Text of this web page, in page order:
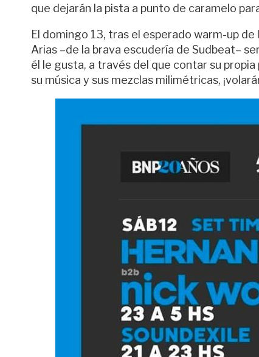
que dejarán la pista a punto de caramelo
El domingo 13, tras el esperado warm-up
Arias –de la brava escudería de Sudbeat–
él le gusta, a través del que contar su
su música y sus mezclas milimétricas,